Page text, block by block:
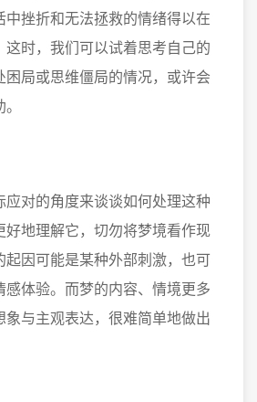
中挫折和无法拯救的情绪得以在
这时，我们可以试着思考自己的
困局或思维僵局的情况，或许会
对的角度来谈谈如何处理这种
好地理解它，切勿将梦境看作现
起因可能是某种外部刺激，也可
感体验。而梦的内容、情境更多
象与主观表达，很难简单地做出